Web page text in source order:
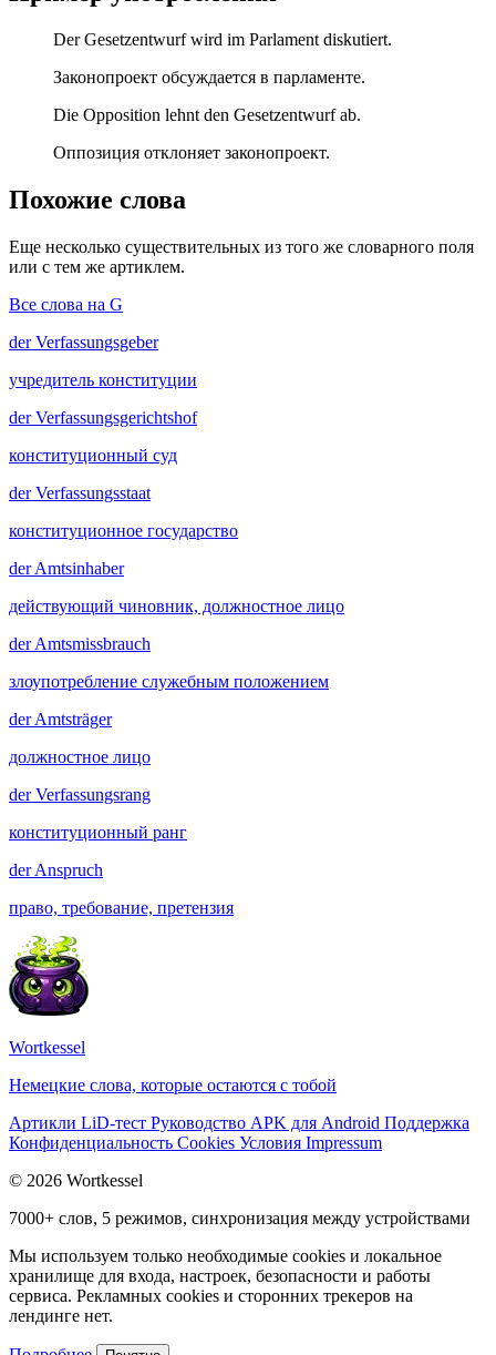
Der Gesetzentwurf wird im Parlament diskutiert.
Законопроект обсуждается в парламенте.
Die Opposition lehnt den Gesetzentwurf ab.
Оппозиция отклоняет законопроект.
Похожие слова
Еще несколько существительных из того же словарного поля
или с тем же артиклем.
Все слова на G
derVerfassungsgeber
учредитель конституции
derVerfassungsgerichtshof
конституционный суд
derVerfassungsstaat
конституционное государство
derAmtsinhaber
действующий чиновник, должностное лицо
derAmtsmissbrauch
злоупотребление служебным положением
derAmtsträger
должностное лицо
derVerfassungsrang
конституционный ранг
derAnspruch
право, требование, претензия
Wortkessel
Немецкие слова, которые остаются с тобой
Артикли LiD-тест Руководство APK для Android Поддержка
Конфиденциальность Cookies Условия Impressum
© 2026 Wortkessel
7000+ слов, 5 режимов, синхронизация между устройствами
Мы используем только необходимые cookies и локальное
хранилище для входа, настроек, безопасности и работы
сервиса. Рекламных cookies и сторонних трекеров на
лендинге нет.